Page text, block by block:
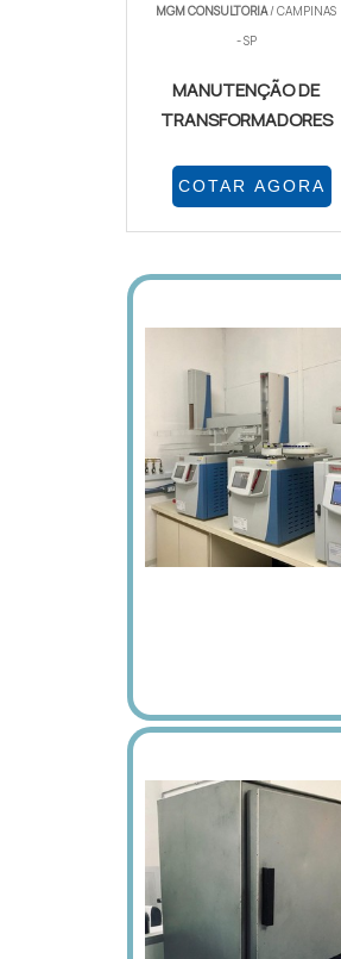
MGM CONSULTORIA/ CAMPINAS
- SP
MANUTENÇÃO DE
TRANSFORMADORES
COTAR AGORA